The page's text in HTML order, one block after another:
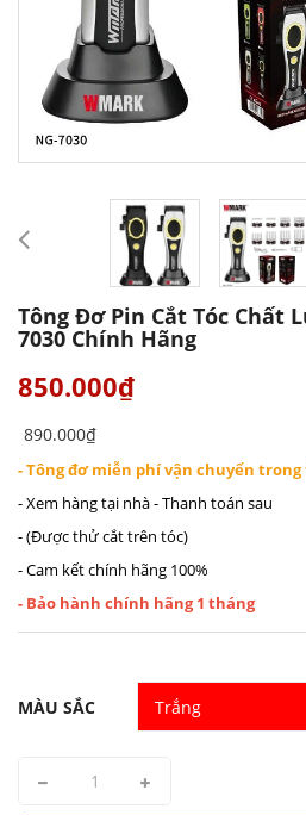
Tông Đơ Pin Cắt Tóc Chất
7030 Chính Hãng
850.000₫
890.000₫
- Tông đơ miễn phí vận chuyển
- Xem hàng tại nhà - Thanh toán sau
- (Được thử cắt trên tóc)
- Cam kết chính hãng 100%
- Bảo hành chính hãng 1 tháng
MÀU SẮC